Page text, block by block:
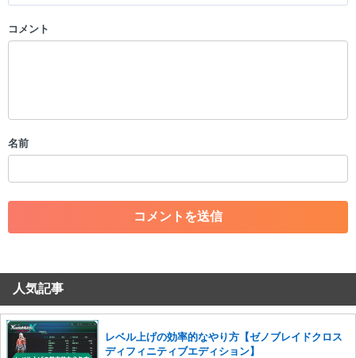
以下の書き込みを禁止とし、場合によってはコメント削除や書き込み制
・一度削除された投稿を再び投稿すること
・アカウントの売買など金銭が絡む内容の投稿
・各ゲームのネタバレを含む内容の投稿
・その他、管理者が不適切と判断した投稿
コメントの削除を申請する
せていただきます。ご了承ください。
※一度削除したコメントは復元ができませんのでご注意くだ
さい。
コメント
名前
人気記事
レベル上げの効率的なやり方【ゼノブレイドクロス
ディフィニティブエディション】